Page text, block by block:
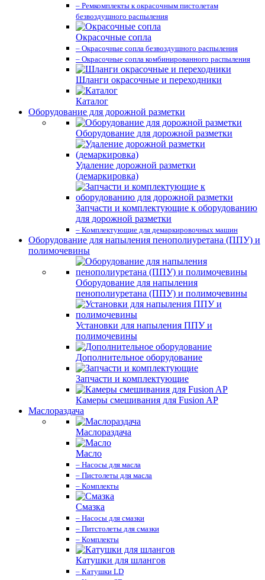
– Ремкомплекты к окрасочным пистолетам
безвоздушного распыления
Окрасочные сопла
– Окрасочные сопла безвоздушного распыления
– Окрасочные сопла комбинированного распыления
Шланги окрасочные и переходники
Каталог
Оборудование для дорожной разметки
Оборудование для дорожной разметки
Удаление дорожной разметки
(демаркировка)
Запчасти и комплектующие к оборудованию
для дорожной разметки
– Комплектующие для демаркировочных машин
Оборудование для напыления пенополиуретана (ППУ) и
полимочевины
Оборудование для напыления
пенополиуретана (ППУ) и полимочевины
Установки для напыления ППУ и
полимочевины
Дополнительное оборудование
Запчасти и комплектующие
Камеры смешивания для Fusion AP
Маслораздача
Маслораздача
Масло
– Насосы для масла
– Пистолеты для масла
– Комплекты
Смазка
– Насосы для смазки
– Питстолеты для смазки
– Комплекты
Катушки для шлангов
– Катушки LD